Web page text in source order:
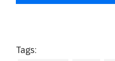
Tags: